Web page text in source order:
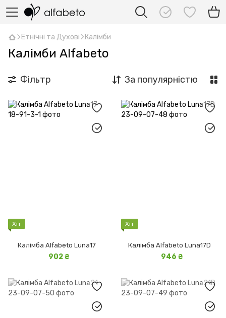
Етнічні та Духові Калімби
Калімби Alfabeto
Фільтр За популярністю
Хіт
Калімба Alfabeto Luna17
902 ₴
Хіт
Калімба Alfabeto Luna17D
946 ₴